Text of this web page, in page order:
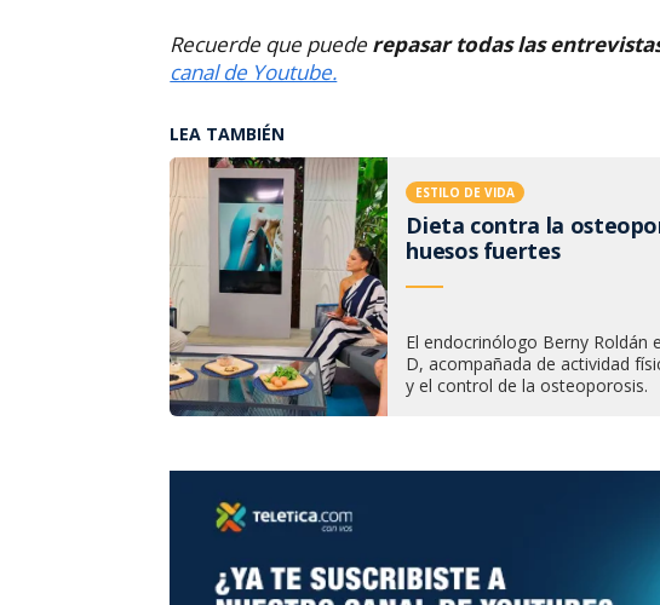
Recuerde que puede repasar todas las
canal de Youtube.
LEA TAMBIÉN
ESTILO DE VIDA
Dieta contra la
huesos fuertes
El endocrinólogo Berny Roldán
D, acompañada de actividad
y el control de la osteoporosis.